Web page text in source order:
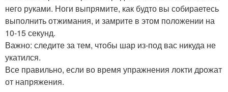
него руками. Ноги выпрямите, как будто вы собираетесь
выполнить отжимания, и замрите в этом положении на
10-15 секунд.
Важно: следите за тем, чтобы шар из-под вас никуда не
укатился.
Все правильно, если во время упражнения локти дрожат
от напряжения.